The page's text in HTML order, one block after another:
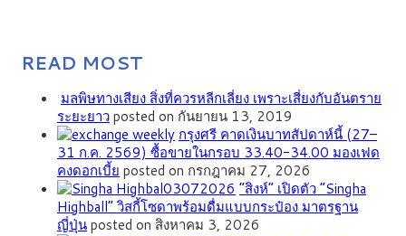
READ MOST
มลพิษทางเสียง สิ่งที่ควรหลีกเลี่ยง เพราะเสี่ยงกับอันตราย
ระยะยาวposted on กันยายน 13, 2019
กรุงศรี คาดเงินบาทสัปดาห์นี้ (27–
31 ก.ค. 2569) ซื้อขายในกรอบ 33.40-34.00 มองเฟด
คงดอกเบี้ย posted on กรกฎาคม 27, 2026
“สิงห์” เปิดตัว “Singha
Highball” วิสกี้โซดาพร้อมดื่มแบบกระป๋อง มาตรฐาน
ญี่ปุ่นposted on สิงหาคม 3, 2026